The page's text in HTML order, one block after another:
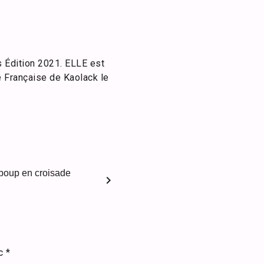
Édition 2021. ELLE est
de Kaolack le
en croisade
chevron_right
*